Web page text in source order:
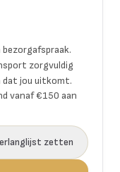
zorgvuldig
dat jou uitkomt.
vanaf €150 aan
zetten